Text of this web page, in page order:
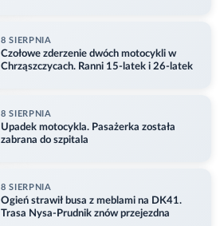
8 SIERPNIA
Czołowe zderzenie dwóch motocykli w
Chrząszczycach. Ranni 15-latek i 26-latek
8 SIERPNIA
Upadek motocykla. Pasażerka została
zabrana do szpitala
8 SIERPNIA
Ogień strawił busa z meblami na DK41.
Trasa Nysa-Prudnik znów przejezdna